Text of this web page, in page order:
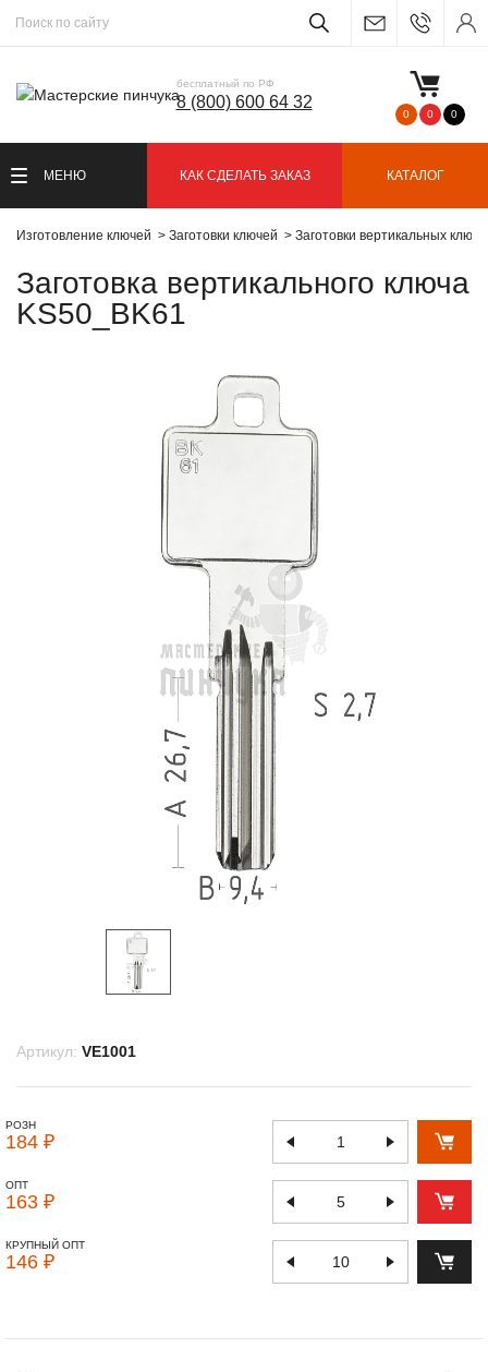
бесплатный по РФ
8 (800) 600 64 32
0 0 0
МЕНЮ КАК СДЕЛАТЬ ЗАКАЗ КАТАЛОГ
Изготовление ключей Заготовки ключей Заготовки вертикальных
Заготовка вертикального ключа
KS50_BK61
Артикул: VE1001
РОЗН
184 ₽
ОПТ
163 ₽
КРУПНЫЙ ОПТ
146 ₽